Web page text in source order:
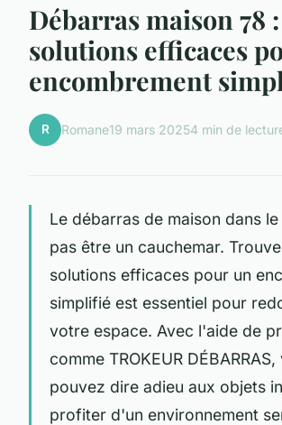
Débarras maison 78 :
solutions efficaces
encombrement
R Romane19 mars 20254 min de
Le débarras de maison dans
pas être un cauchemar.
solutions efficaces pour un
simplifié est essentiel pour
votre espace. Avec l'aide de
comme TROKEUR
pouvez dire adieu aux objets
profiter d'un environnement